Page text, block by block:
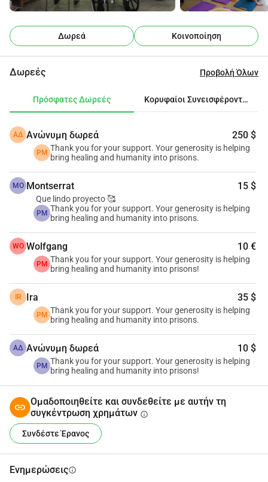
πριν από την ηλικία των 15 ετών, και
χωρίς βοήθεια, αυτός ο πόνος
Αλλά υπάρχει ελπίδα. Από το 2017, το
Πρόγραμμα Γιόγκα στις Φυλακές
Μεξικού έχει αποδείξει ότι η αλλαγή
είναι εφικτή. Έχουμε εργαστεί με
περισσότερα από 1.550 άτομα στις
φυλακές, συμπεριλαμβανομένων
ομοσπονδιακών κέντρων υψίστης
ασφαλείας, χρησιμοποιώντας γιόγκα
ενημερωμένη από τραύμα για να
μεταμορφώσουμε ζωές.
Τα αποτελέσματα είναι σαφή:
λιγότερη βία μέσα στις φυλακές,
καλύτερη συναισθηματική διαχείριση
και άτομα που, για πρώτη φορά,
βρίσκουν εσωτερική ειρήνη. Αυτά
ήταν μερικά από τα κύρια
αποτελέσματα που αξιολόγησε η
Yoga Alliance στα προγράμματά μας.
Δωρεά Κοινοποίηση
Δωρεές Προβολή Όλων
Πρόσφατες Δωρεές Κορυφαίοι Συνεισφέροντες
ΑΔ Ανώνυμη δωρεά 250 $
PM Thank you for your support. Your generosity is helping
bring healing and humanity into prisons.
MO Montserrat 15 $
Que lindo proyecto 🥰
PM Thank you for your support. Your generosity is helping
bring healing and humanity into prisons.
WO Wolfgang 10 €
PM Thank you for your support. Your generosity is helping
bring healing and humanity into prisons!
IR Ira 35 $
PM Thank you for your support. Your generosity is helping
bring healing and humanity into prisons.
ΑΔ Ανώνυμη δωρεά 10 $
PM Thank you for your support. Your generosity is helping
bring healing and humanity into prisons!
Ομαδοποιηθείτε και συνδεθείτε με αυτήν τη
συγκέντρωση χρημάτων info
Συνδέστε Έρανος
Ενημερώσειςinfo